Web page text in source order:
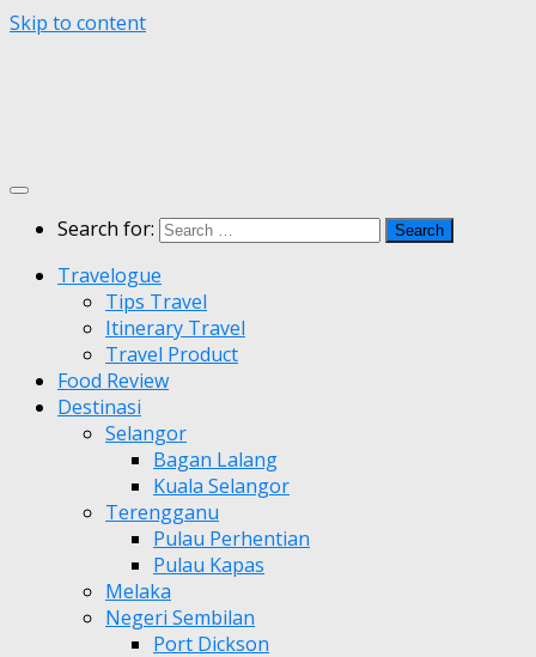
Skip to content
Search for:
Travelogue
Tips Travel
Itinerary Travel
Travel Product
Food Review
Destinasi
Selangor
Bagan Lalang
Kuala Selangor
Terengganu
Pulau Perhentian
Pulau Kapas
Melaka
Negeri Sembilan
Port Dickson